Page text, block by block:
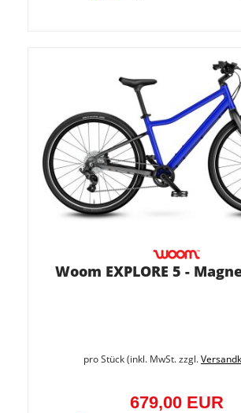
Woom EXPLORE 5 -
pro Stück (inkl. MwSt. zzgl.
679,00 EUR